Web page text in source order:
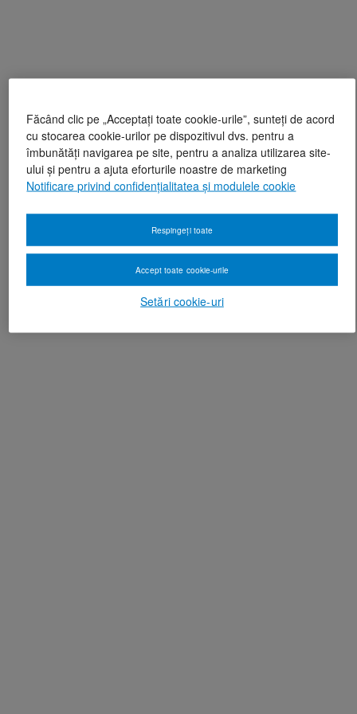
Făcând clic pe „Acceptați toate cookie-urile”, sunteți de acord
cu stocarea cookie-urilor pe dispozitivul dvs. pentru a
îmbunătăți navigarea pe site, pentru a analiza utilizarea site-
ului și pentru a ajuta eforturile noastre de marketing
Notificare privind confidențialitatea și modulele cookie
Setări cookie-uri
Respingeți toate
Accept toate cookie-urile